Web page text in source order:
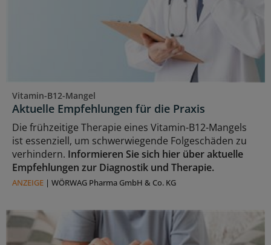
Vitamin-B12-Mangel
Aktuelle Empfehlungen für die Praxis
Die frühzeitige Therapie eines Vitamin-B12-Mangels
ist essenziell, um schwerwiegende Folgeschäden zu
verhindern. Informieren Sie sich hier über aktuelle
Empfehlungen zur Diagnostik und Therapie.
ANZEIGE | WÖRWAG Pharma GmbH & Co. KG